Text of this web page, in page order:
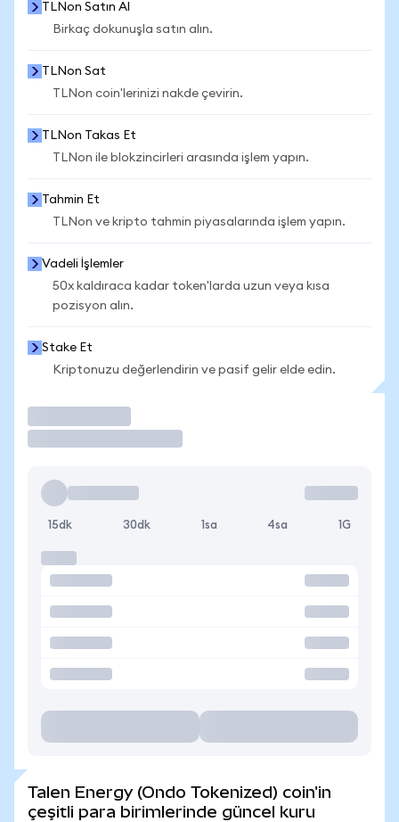
TLNon Satın Al
Birkaç dokunuşla satın alın.
TLNon Sat
TLNon coin'lerinizi nakde çevirin.
TLNon Takas Et
TLNon ile blokzincirleri arasında işlem yapın.
Tahmin Et
TLNon ve kripto tahmin piyasalarında işlem yapın.
Vadeli İşlemler
50x kaldıraca kadar token'larda uzun veya kısa
pozisyon alın.
Stake Et
Kriptonuzu değerlendirin ve pasif gelir elde edin.
15dk 30dk 1sa 4sa 1G
Talen Energy (Ondo Tokenized) coin'in
çeşitli para birimlerinde güncel kuru